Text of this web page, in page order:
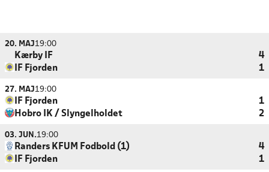
20. MAJ19:00
Kærby IF
4
IF Fjorden
1
27. MAJ19:00
IF Fjorden
1
Hobro IK / Slyngelholdet
2
03. JUN.19:00
Randers KFUM Fodbold (1)
4
IF Fjorden
1